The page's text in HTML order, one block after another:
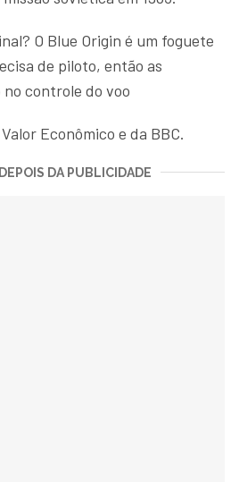
O Blue Origin é um foguete
de piloto, então as
controle do voo
Econômico e da BBC.
DA PUBLICIDADE